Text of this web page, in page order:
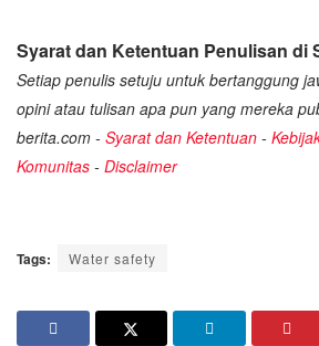
Syarat dan Ketentuan Penulisan di
Setiap penulis setuju untuk bertanggung
opini atau tulisan apa pun yang mereka
berita.com - Syarat dan Ketentuan -
Komunitas - Disclaimer
Tags: Water safety